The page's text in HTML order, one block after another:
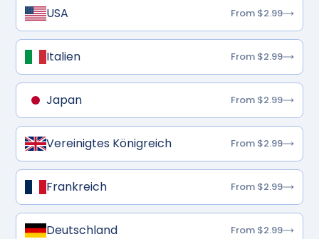
USA From $2.99
Italien From $2.99
Japan From $2.99
Vereinigtes Königreich From $2.99
Frankreich From $2.99
Deutschland From $2.99